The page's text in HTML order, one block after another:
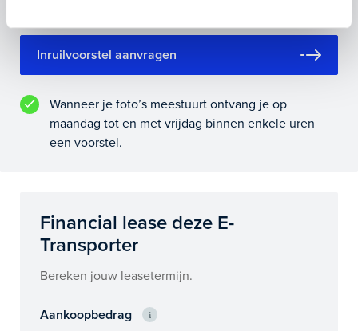
Inruilvoorstel aanvragen
Wanneer je foto’s meestuurt ontvang je op
maandag tot en met vrijdag binnen enkele uren
een voorstel.
Financial lease deze E-
Transporter
Bereken jouw leasetermijn.
Aankoopbedrag